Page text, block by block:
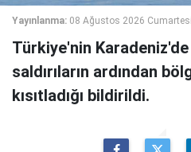
Yayınlanma: 08 Ağustos 2026
Türkiye'nin
saldırıların ardından
kısıtladığı bildirildi.